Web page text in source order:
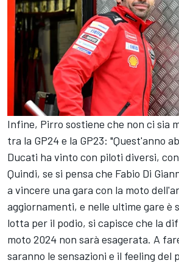
Infine, Pirro sostiene che non ci sia
tra la GP24 e la GP23: "Quest'anno
Ducati ha vinto con piloti diversi,
Quindi, se si pensa che Fabio Di
a vincere una gara con la moto
aggiornamenti, e nelle ultime gare è
lotta per il podio, si capisce che la
moto 2024 non sarà esagerata. A
saranno le sensazioni e il feeling del